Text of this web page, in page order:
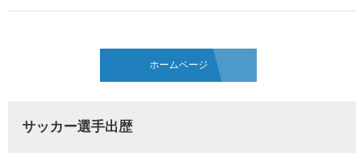
ホームページ
サッカー選手出歴